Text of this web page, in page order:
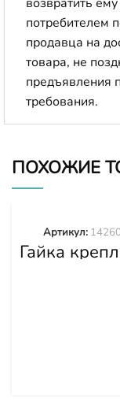
потребителем
продавца на
товара, не
предъявления
требования.
ПОХОЖИЕ
Гайка
башмака
Артикул: